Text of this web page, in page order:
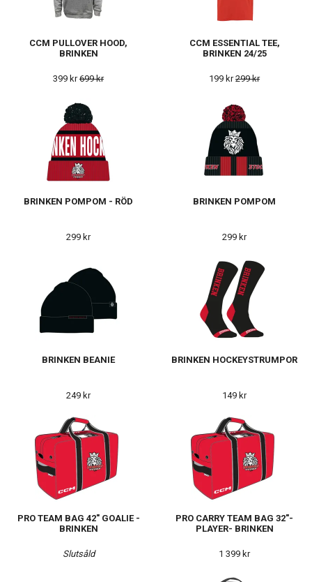
CCM PULLOVER HOOD,
BRINKEN
399 kr699 kr
CCM ESSENTIAL TEE,
BRINKEN 24/25
199 kr299 kr
BRINKEN POMPOM - RÖD
299 kr
BRINKEN POMPOM
299 kr
BRINKEN BEANIE
249 kr
BRINKEN HOCKEYSTRUMPOR
149 kr
PRO TEAM BAG 42" GOALIE -
BRINKEN
Slutsåld
PRO CARRY TEAM BAG 32"-
PLAYER- BRINKEN
1 399 kr